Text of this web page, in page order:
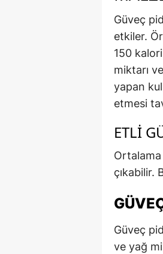
Güveç
etkiler.
150
miktarı
yapan
etmesi
ETLI
çıkabilir.
Güveç
ve yağ